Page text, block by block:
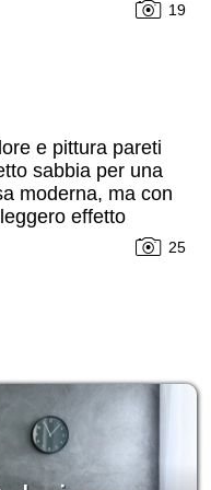
19
e pittura pareti
sabbia per una
moderna, ma con
effetto
25